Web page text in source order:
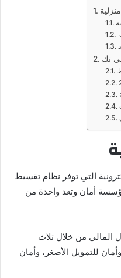
تك
التي توفر نظام تقسيط
أمان وتعد واحدة من
المالي من خلال ثلاث
للتمويل الأصغر، وأمان